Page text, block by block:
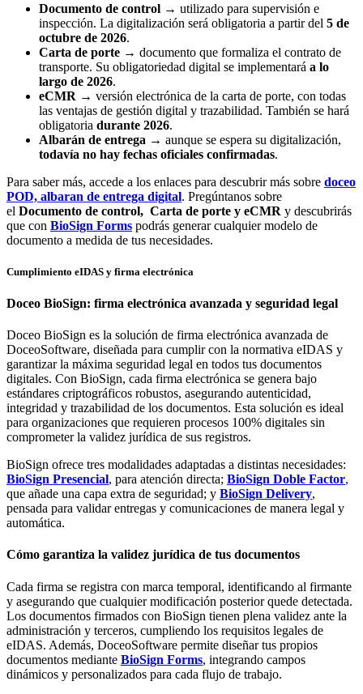
Documento de control → utilizado para supervisión e
inspección. La digitalización será obligatoria a partir del 5 de
octubre de 2026.
Carta de porte → documento que formaliza el contrato de
transporte. Su obligatoriedad digital se implementará a lo
largo de 2026.
eCMR → versión electrónica de la carta de porte, con todas
las ventajas de gestión digital y trazabilidad. También se hará
obligatoria durante 2026.
Albarán de entrega → aunque se espera su digitalización,
todavía no hay fechas oficiales confirmadas.
Para saber más, accede a los enlaces para descubrir más sobre doceo
POD, albaran de entrega digital. Pregúntanos sobre
el Documento de control, Carta de porte y eCMR y descubrirás
que con BioSign Forms podrás generar cualquier modelo de
documento a medida de tus necesidades.
Cumplimiento eIDAS y firma electrónica
Doceo BioSign: firma electrónica avanzada y seguridad legal
Doceo BioSign es la solución de firma electrónica avanzada de
DoceoSoftware, diseñada para cumplir con la normativa eIDAS y
garantizar la máxima seguridad legal en todos tus documentos
digitales. Con BioSign, cada firma electrónica se genera bajo
estándares criptográficos robustos, asegurando autenticidad,
integridad y trazabilidad de los documentos. Esta solución es ideal
para organizaciones que requieren procesos 100% digitales sin
comprometer la validez jurídica de sus registros.
BioSign ofrece tres modalidades adaptadas a distintas necesidades:
BioSign Presencial, para atención directa; BioSign Doble Factor,
que añade una capa extra de seguridad; y BioSign Delivery,
pensada para validar entregas y comunicaciones de manera legal y
automática.
Cómo garantiza la validez jurídica de tus documentos
Cada firma se registra con marca temporal, identificando al firmante
y asegurando que cualquier modificación posterior quede detectada.
Los documentos firmados con BioSign tienen plena validez ante la
administración y terceros, cumpliendo los requisitos legales de
eIDAS. Además, DoceoSoftware permite diseñar tus propios
documentos mediante BioSign Forms, integrando campos
dinámicos y personalizados para cada flujo de trabajo.